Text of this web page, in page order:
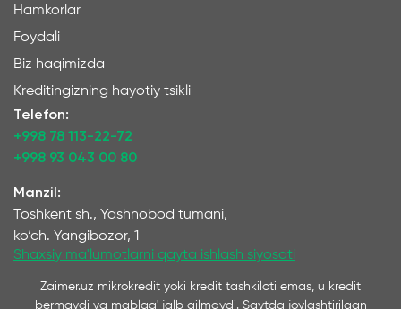
Hamkorlar
Foydali
Biz haqimizda
Kreditingizning hayotiy tsikli
Telefon:
+998 78 113-22-72
+998 93 043 00 80
Manzil:
Toshkent sh., Yashnobod tumani,
ko‘ch. Yangibozor, 1
Shaxsiy ma'lumotlarni qayta ishlash siyosati
Zaimer.uz mikrokredit yoki kredit tashkiloti emas, u kredit
bermaydi va mablag' jalb qilmaydi. Saytda joylashtirilgan